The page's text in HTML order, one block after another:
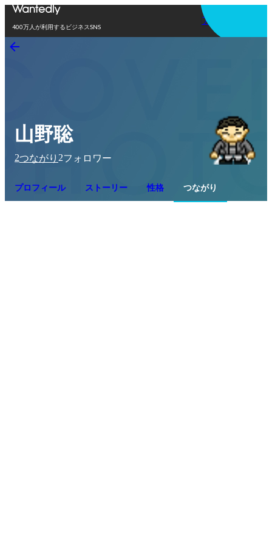
400万人が利用するビジネスSNS
アプリを使う
山野聡
2つながり 2フォロワー
プロフィール ストーリー 性格 つながり